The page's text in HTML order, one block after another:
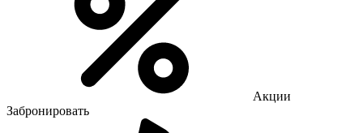
Акции
Забронировать